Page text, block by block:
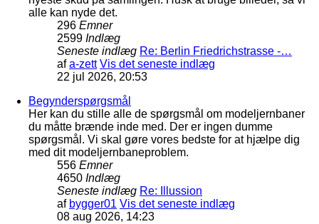
alle kan nyde det.
296 Emner
2599 Indlæg
Seneste indlæg Re: Berlin Friedrichstrasse -…
afa-zett Vis det seneste indlæg
22 jul 2026, 20:53
Begynderspørgsmål
Her kan du stille alle de spørgsmål om modeljernbaner
du måtte brænde inde med. Der er ingen dumme
spørgsmål. Vi skal gøre vores bedste for at hjælpe dig
med dit modeljernbaneproblem.
556 Emner
4650 Indlæg
Seneste indlæg Re: Illussion
af bygger01 Vis det seneste indlæg
08 aug 2026, 14:23